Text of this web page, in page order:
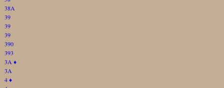
38A
39
39
39
390
393
3A ♦
3A
4♦